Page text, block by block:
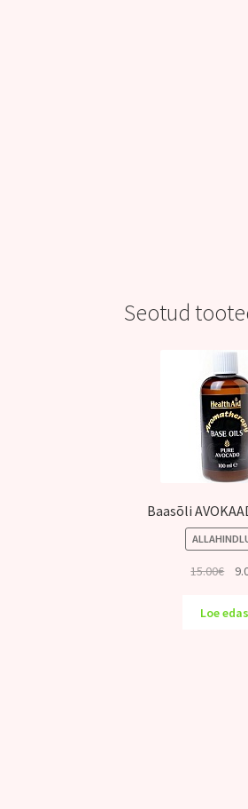
Seotud
Baasõli
15.00€
oli:
Loe